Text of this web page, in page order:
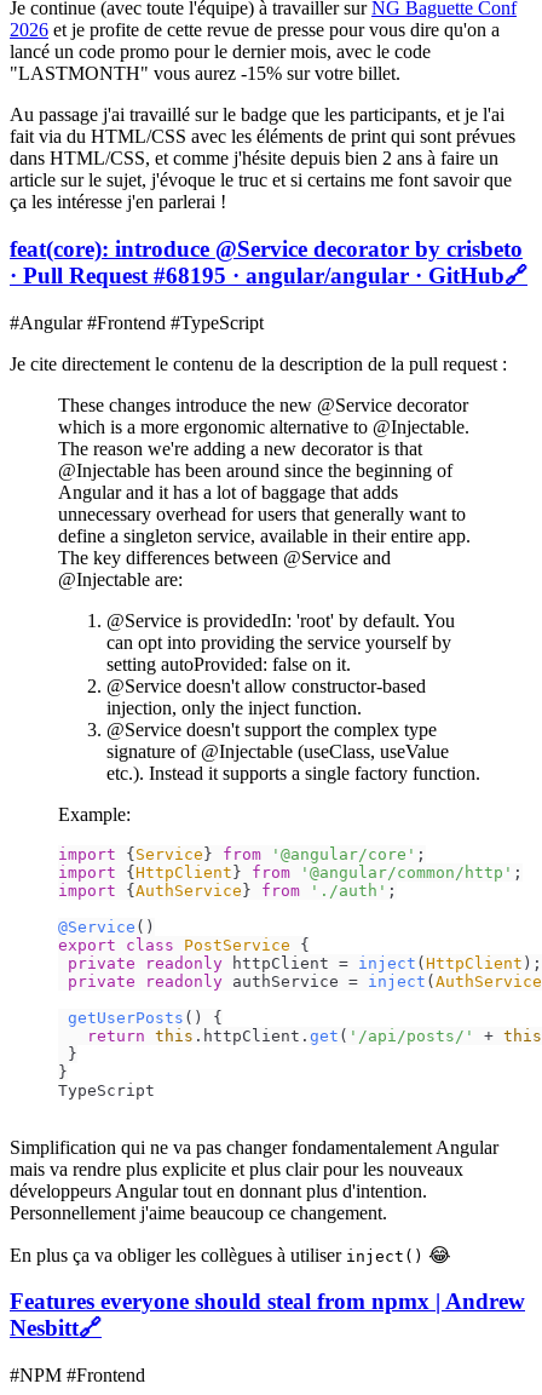
Je continue (avec toute l'équipe) à travailler surNG Baguette Conf
2026 et je profite de cette revue de presse pour vous dire qu'on a
lancé un code promo pour le dernier mois, avec le code
"LASTMONTH" vous aurez -15% sur votre billet.
Au passage j'ai travaillé sur le badge que les participants, et je l'ai
fait via du HTML/CSS avec les éléments de print qui sont prévues
dans HTML/CSS, et comme j'hésite depuis bien 2 ans à faire un
article sur le sujet, j'évoque le truc et si certains me font savoir que
ça les intéresse j'en parlerai !
feat(core): introduce @Service decorator by crisbeto
· Pull Request #68195 · angular/angular · GitHub🔗
#Angular #Frontend #TypeScript
Je cite directement le contenu de la description de la pull request :
These changes introduce the new @Service decorator
which is a more ergonomic alternative to @Injectable.
The reason we're adding a new decorator is that
@Injectable has been around since the beginning of
Angular and it has a lot of baggage that adds
unnecessary overhead for users that generally want to
define a singleton service, available in their entire app.
The key differences between @Service and
@Injectable are:
@Service is providedIn: 'root' by default. You
can opt into providing the service yourself by
setting autoProvided: false on it.
@Service doesn't allow constructor-based
injection, only the inject function.
@Service doesn't support the complex type
signature of @Injectable (useClass, useValue
etc.). Instead it supports a single factory function.
Example:
import {Service} from '@angular/core'
import {HttpClient} from '@angular/common/http'
import {AuthService} from './auth' ;
@Service
export
class PostService {
private
readonly httpClient = inject (HttpClient );
private
readonly authService = inject (AuthService
getUserPosts ( ) {
return this . httpClient . get ( '/api/posts/' + this
}
}
TypeScript
Simplification qui ne va pas changer fondamentalement Angular
mais va rendre plus explicite et plus clair pour les nouveaux
développeurs Angular tout en donnant plus d'intention.
Personnellement j'aime beaucoup ce changement.
En plus ça va obliger les collègues à utiliser inject() 😂
Features everyone should steal from npmx | Andrew
Nesbitt🔗
#NPM #Frontend